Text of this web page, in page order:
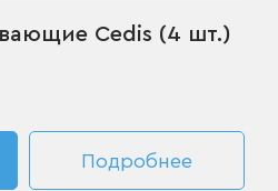
Cedis (4 шт.)
Подробнее